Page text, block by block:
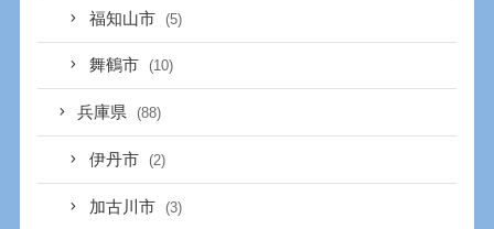
福知山市 (5)
舞鶴市 (10)
兵庫県 (88)
伊丹市 (2)
加古川市 (3)